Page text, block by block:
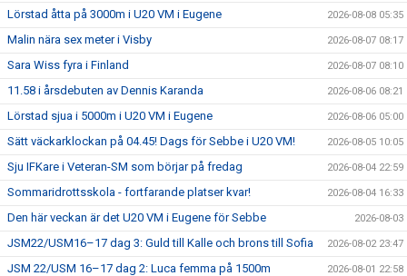
Lörstad åtta på 3000m i U20 VM i Eugene 2026-08-08 05:35
Malin nära sex meter i Visby 2026-08-07 08:17
Sara Wiss fyra i Finland 2026-08-07 08:10
11.58 i årsdebuten av Dennis Karanda 2026-08-06 08:21
Lörstad sjua i 5000m i U20 VM i Eugene 2026-08-06 05:00
Sätt väckarklockan på 04.45! Dags för Sebbe i U20 VM! 2026-08-05 10:05
Sju IFKare i Veteran-SM som börjar på fredag 2026-08-04 22:59
Sommaridrottsskola - fortfarande platser kvar! 2026-08-04 16:33
Den här veckan är det U20 VM i Eugene för Sebbe 2026-08-03
JSM22/USM16–17 dag 3: Guld till Kalle och brons till Sofia 2026-08-02 23:47
JSM 22/USM 16–17 dag 2: Luca femma på 1500m 2026-08-01 22:58